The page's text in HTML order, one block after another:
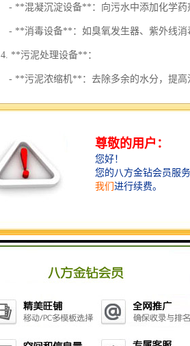
- **混凝沉淀设备**：向污水中添加化学药
- **消毒设备**：如臭氧发生器、紫外线消
4. **污泥处理设备**：
- **污泥浓缩机**：去除多余的水分，提高
- **污泥脱水机**：进一步去除污泥中的水
- **在线监测仪器**：实时监测污水处理过
- **自动化控制系统**：实现设备的自动化
在选择和配置污水处理设备时，需要根据检
以确保其长期稳定运行。
急救中心的污水处理设备通常是为了确保